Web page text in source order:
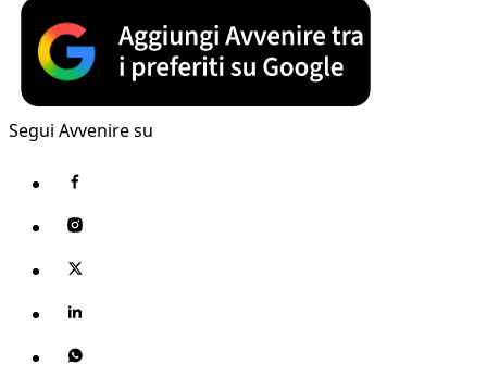
Segui Avvenire su